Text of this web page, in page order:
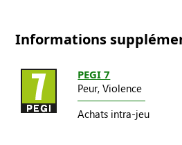
Informations
PEGI 7
Peur, Violence
Achats intra-jeu